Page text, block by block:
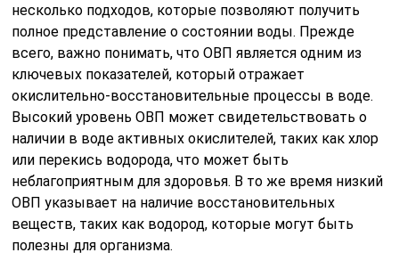
несколько подходов, которые позволяют получить
полное представление о состоянии воды. Прежде
всего, важно понимать, что ОВП является одним из
ключевых показателей, который отражает
окислительно-восстановительные процессы в воде.
Высокий уровень ОВП может свидетельствовать о
наличии в воде активных окислителей, таких как хлор
или перекись водорода, что может быть
неблагоприятным для здоровья. В то же время низкий
ОВП указывает на наличие восстановительных
веществ, таких как водород, которые могут быть
полезны для организма.